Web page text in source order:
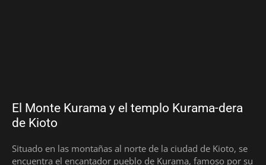
El Monte Kurama y el templo Kurama-dera
de Kioto
Situado en las montañas al norte de la ciudad de Kioto, se
encuentra el encantador pueblo de Kurama, famoso por su